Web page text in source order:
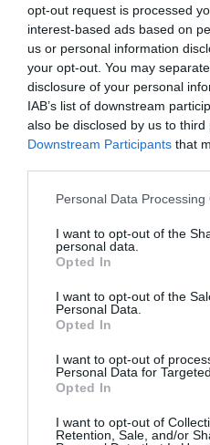
opt-out request is processed
interest-based ads based on
us or personal information
your opt-out. You may
disclosure of your personal
IAB’s list of downstream
also be disclosed by us to third
Downstream Participants that
Please note that this website/
not limited to your visit or
grant or deny consent to
use your data for below
consent section.
Personal Data Processing
I want to opt-out of the
personal data.
Opted In
I want to opt-out of the
Personal Data.
Opted In
I want to opt-out of
Personal Data for
Opted In
I want to opt-out of
Retention, Sale, and/or
A rendelet szerint a
poggyász késésért és
legfeljebb 1000SDR
hozzávetőlegesen
Ugyanakkor, a
összegnél magasabb
de ennél kevesebbet
előző 2 mondat
tehát, a rendelet azt
legmagasabb bejelentett
légitársaságok mindegyike
helytállni. De,
utasbarátok szeretnének
összeghatárig, de ez már
mondatban szereplő
azt jelenti, hogy vannak